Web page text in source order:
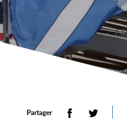
Partager